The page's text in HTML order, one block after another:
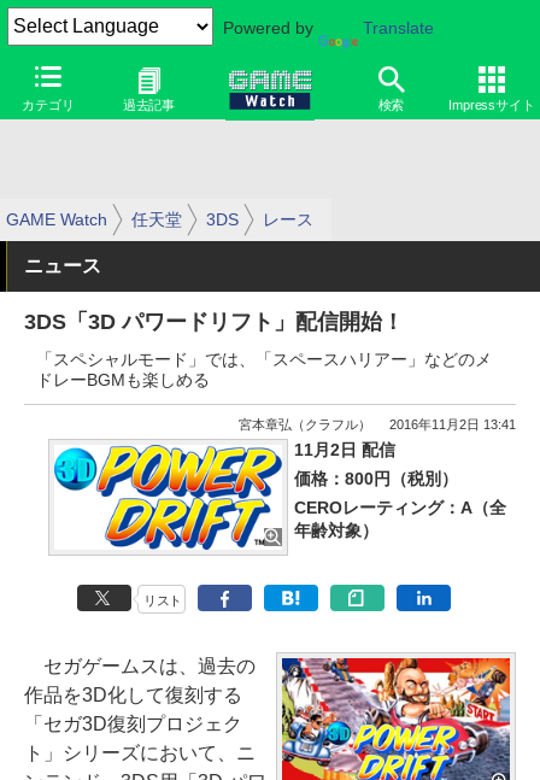
Powered by Translate
カテゴリ 過去記事 検索 Impressサイト
GAME Watch 任天堂 3DS レース
ニュース
3DS「3D パワードリフト」配信開始！
「スペシャルモード」では、「スペースハリアー」などのメ
ドレーBGMも楽しめる
宮本章弘（クラフル） 2016年11月2日 13:41
11月2日 配信
価格：800円（税別）
CEROレーティング：A（全
年齢対象）
リスト
セガゲームスは、過去の
作品を3D化して復刻する
「セガ3D復刻プロジェク
ト」シリーズにおいて、ニ